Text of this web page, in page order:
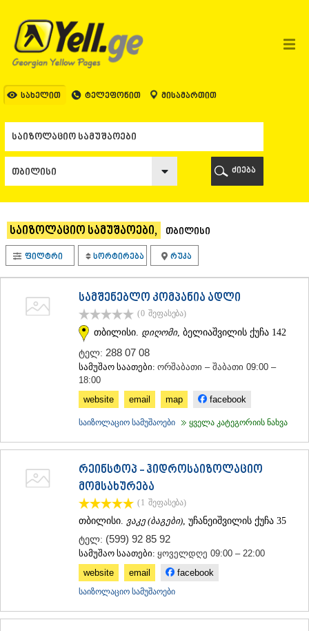
სახელით ტელეფონით მისამართით
ᲗᲑᲘᲚᲘᲡᲘ
ᲗᲑᲘᲚᲘᲡᲘ
ᲐᲤᲮᲐᲖᲔᲗᲘ
ᲒᲐᲚᲘ
ᲑᲐᲗᲣᲛᲘ
ᲥᲝᲑᲣᲚᲔᲗᲘ
ᲨᲣᲐᲮᲔᲕᲘ
ᲩᲐᲥᲕᲘ
ᲝᲖᲣᲠᲒᲔᲗᲘ
ᲩᲝᲮᲐᲢᲐᲣᲠᲘ
ᲣᲠᲔᲙᲘ
ᲘᲛᲔᲠᲔᲗᲘ
ᲑᲐᲦᲓᲐᲗᲘ
ᲖᲔᲡᲢᲐᲤᲝᲜᲘ
ᲙᲐᲮᲔᲗᲘ
ᲒᲣᲠᲯᲐᲐᲜᲘ
ᲓᲔᲓᲝᲤᲚᲘᲡᲬᲧᲐᲠᲝ
ᲛᲪᲮᲔᲗᲐ–ᲛᲗᲘᲐᲜᲔᲗᲘ
ᲗᲘᲐᲜᲔᲗᲘ
ძიება
საიზოლაციო სამუშაოები, თბილისი
ფილტრი სორტირება რუკა
სამშენებლო კომპანია ადლი
(0 შეფასება)
თბილისი. დიღომი, ბელიაშვილის ქუჩა 142
ტელ: 288 07 08
სამუშაო საათები: ორშაბათი – შაბათი 09:00 –
18:00
website
email map facebook
საიზოლაციო სამუშაოები ყველა კატეგორიის ნახვა
რეინსტოპ - ჰიდროსაიზოლაციო
მომსახურება
(1 შეფასება)
თბილისი. ვაკე (ბაგები) , უჩანეიშვილის ქუჩა 35
ტელ: (599) 92 85 92
სამუშაო საათები: ყოველდღე 09:00 – 22:00
website
email facebook
საიზოლაციო სამუშაოები